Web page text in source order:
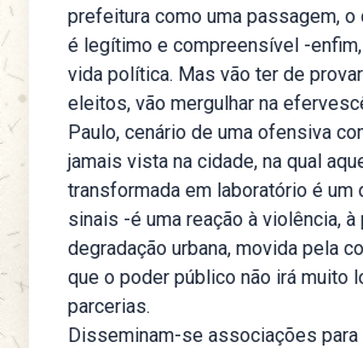
prefeitura como uma passagem, o
é legítimo e compreensível -
vida política. Mas vão ter de
eleitos, vão mergulhar na
Paulo, cenário de uma ofensiva
jamais vista na cidade, na qual
transformada em laboratório é um
sinais -é uma reação à violência, à
degradação urbana, movida pela
que o poder público não irá muito
parcerias.
Disseminam-se associações para